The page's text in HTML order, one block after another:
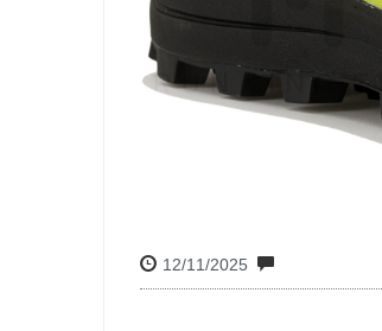
12/11/2025